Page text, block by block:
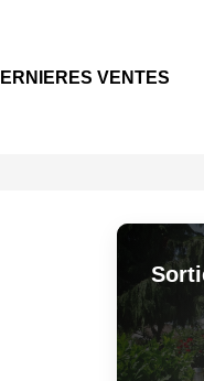
VENTES